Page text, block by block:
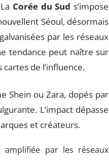
Corée du Sud s’impose
Séoul, désormais
par les réseaux
tendance peut naître sur
de l’influence.
Shein ou Zara, dopés par
L’impact dépasse
et créateurs.
amplifiée par les réseaux